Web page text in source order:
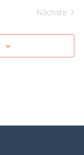
Nächste